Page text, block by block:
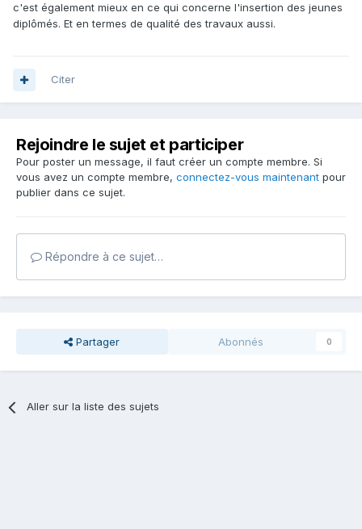
c'est également mieux en ce qui concerne l'insertion des jeunes
diplômés. Et en termes de qualité des travaux aussi.
Citer
Rejoindre le sujet et participer
Pour poster un message, il faut créer un compte membre. Si
vous avez un compte membre, connectez-vous maintenant pour
publier dans ce sujet.
Répondre à ce sujet…
Partager Abonnés 0
Aller sur la liste des sujets